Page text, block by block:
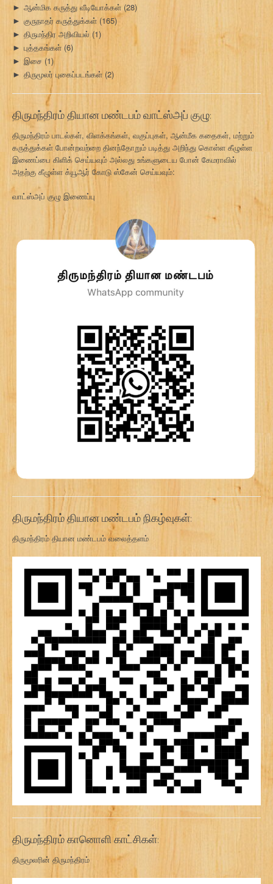
► ஆன்மிக கருத்து வீடியோக்கள் (28)
► குருநாதர் கருத்துக்கள் (165)
► திருமந்திர அறிவியல் (1)
► புத்தகங்கள் (6)
► இசை(1)
► திருமூலர் புகைப்படங்கள் (2)
திருமந்திரம் தியான மண்டபம் வாட்ஸ்அப் குழு:
திருமந்திரம் பாடல்கள், விளக்கங்கள், வகுப்புகள், ஆன்மீக கதைகள், மற்றும்
கருத்துக்கள் போன்றவற்றை தினந்தோறும் படித்து அறிந்து கொள்ள கீழுள்ள
இணைப்பை கிளிக் செய்யவும் அல்லது உங்களுடைய போன் கேமராவில்
அதற்கு கீழுள்ள க்யூஆர் கோடு ஸ்கேன் செய்யவும்:
வாட்ஸ்அப் குழு இணைப்பு
திருமந்திரம் தியான மண்டபம் நிகழ்வுகள்:
திருமந்திரம் தியான மண்டபம் வலைத்தளம்
திருமந்திரம் கானொளி காட்சிகள்:
திருமூலரின் திருமந்திரம்